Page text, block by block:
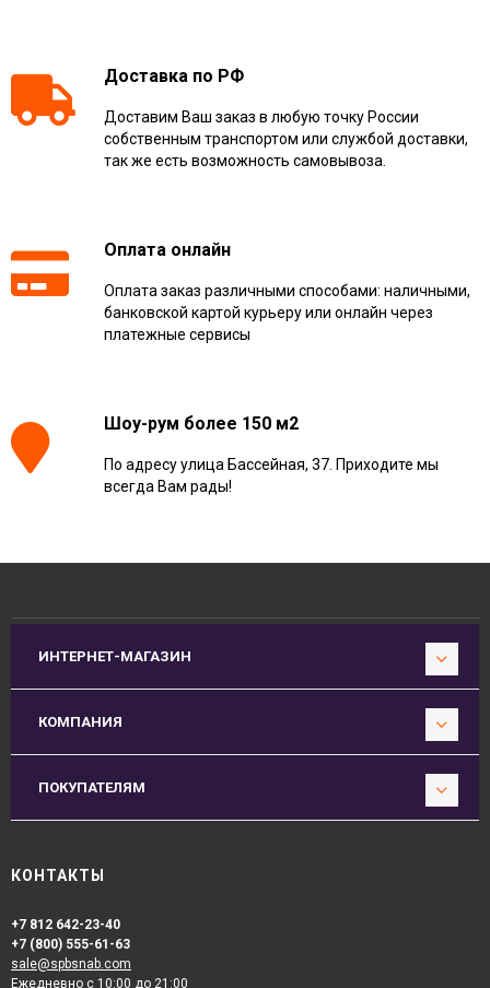
Доставка по РФ
Доставим Ваш заказ в любую точку России
собственным транспортом или службой доставки,
так же есть возможность самовывоза.
Оплата онлайн
Оплата заказ различными способами: наличными,
банковской картой курьеру или онлайн через
платежные сервисы
Шоу-рум более 150 м2
По адресу улица Бассейная, 37. Приходите мы
всегда Вам рады!
ИНТЕРНЕТ-МАГАЗИН
КОМПАНИЯ
ПОКУПАТЕЛЯМ
КОНТАКТЫ
+7 812 642-23-40
+7 (800) 555-61-63
sale@spbsnab.com
Ежедневно с 10:00 до 21:00